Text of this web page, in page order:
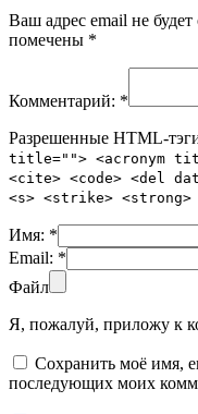
Ваш адрес email не
помечены *
Комментарий: *
Разрешенные HTML-
title=""> <acronym
<cite> <code> <del
<s> <strike> <strong>
Имя: *
Email: *
Файл
Я, пожалуй, приложу к
Сохранить моё имя,
последующих моих